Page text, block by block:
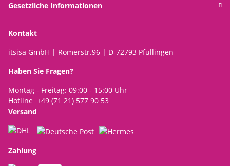
Gesetzliche Informationen
Kontakt
itsisa GmbH | Römerstr.96 | D-72793 Pfullingen
Haben Sie Fragen?
Montag - Freitag: 09:00 - 15:00 Uhr
Hotline +49 (71 21) 577 90 53
Versand
Zahlung